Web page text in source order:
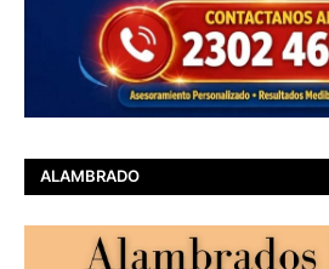
ALAMBRADO